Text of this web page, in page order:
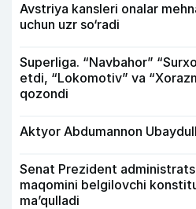
Avstriya kansleri onalar
uchun uzr so‘radi
Superliga. “Navbahor”
etdi, “Lokomotiv” va
qozondi
Aktyor Abdu­mannon
Senat Prezident
maqomini belgilovchi
ma’qulladi